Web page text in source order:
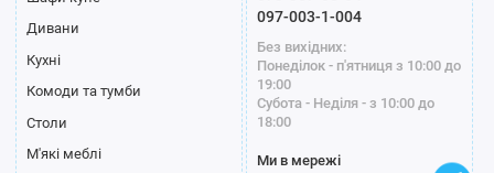
Дивани
Кухні
Комоди та тумби
Столи
М'які меблі
097-003-1-004
Без вихідних:
Понеділок - п'ятниця з 10:00 до
19:00
Субота - Неділя - з 10:00 до
18:00
Ми в мережі